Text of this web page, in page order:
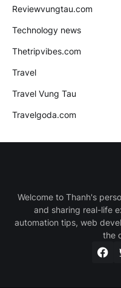
Reviewvungtau.com
Technology news
Thetripvibes.com
Travel
Travel Vung Tau
Travelgoda.com
Welcome to Thanh's
and sharing real-life
automation tips, web
the